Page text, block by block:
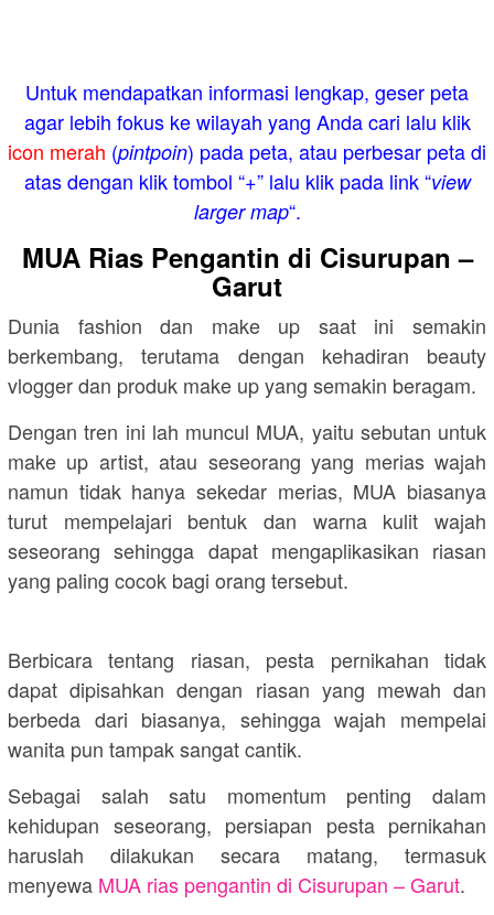
Untuk mendapatkan informasi lengkap, geser peta
agar lebih fokus ke wilayah yang Anda cari lalu klik
icon merah (pintpoin) pada peta, atau perbesar peta di
atas dengan klik tombol “+” lalu klik pada link “view
larger map“.
MUA Rias Pengantin di Cisurupan –
Garut
Dunia fashion dan make up saat ini semakin
berkembang, terutama dengan kehadiran beauty
vlogger dan produk make up yang semakin beragam.
Dengan tren ini lah muncul MUA, yaitu sebutan untuk
make up artist, atau seseorang yang merias wajah
namun tidak hanya sekedar merias, MUA biasanya
turut mempelajari bentuk dan warna kulit wajah
seseorang sehingga dapat mengaplikasikan riasan
yang paling cocok bagi orang tersebut.
Berbicara tentang riasan, pesta pernikahan tidak
dapat dipisahkan dengan riasan yang mewah dan
berbeda dari biasanya, sehingga wajah mempelai
wanita pun tampak sangat cantik.
Sebagai salah satu momentum penting dalam
kehidupan seseorang, persiapan pesta pernikahan
haruslah dilakukan secara matang, termasuk
menyewa MUA rias pengantin di Cisurupan – Garut.